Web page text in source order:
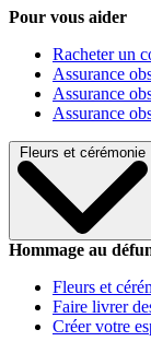
Pour vous aider
Racheter un
Assurance
Assurance
Assurance
Fleurs et cérémonie
Hommage au
Fleurs et
Faire livrer
Créer votre